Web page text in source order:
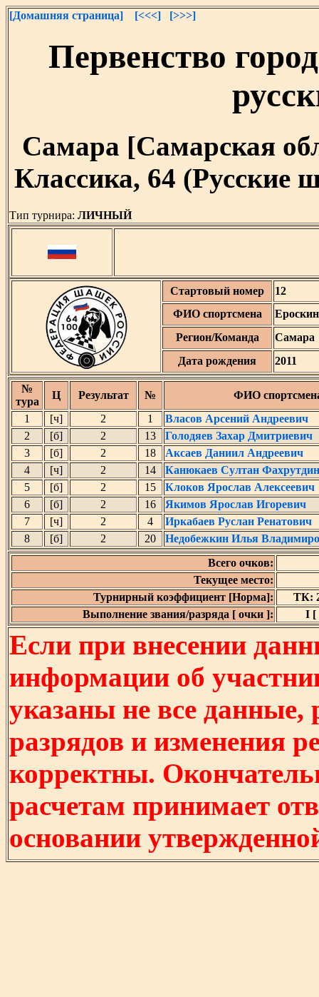
[Домашняя страница] [<<<] [>>>]
Первенство
Самара [Самарская
Классика, 64
Тип турнира: ЛИЧНЫЙ
Стартовый номер
12
ФИО спортсмена
Регион/Команда
Самара
Дата рождения
2011
№
тура
Ц Результат №
ФИО
1
[ч] 2 1
Власов Арсений Андреевич
2
[б] 2 13
Голодяев Захар Дмитриевич
3
[б] 2 18
Аксаев Даниил Андреевич
4
[ч] 2 14
Канюкаев Султан
5
[б] 2 15
Клоков Ярослав Алексеевич
6
[б] 2 16
Якимов Ярослав Игоревич
7
[ч] 2 4
Иркабаев Руслан Ренатович
8
[б] 2 20
Недобежкин Илья
Всего очков:
Текущее место:
Турнирный коэффициент [Норма]:
ТК:
Выполнение звания/разряда [ очки ]:
I [
Если при внесении
информации об
указаны не все
разрядов и изменения
корректны.
расчетам принимает
основании